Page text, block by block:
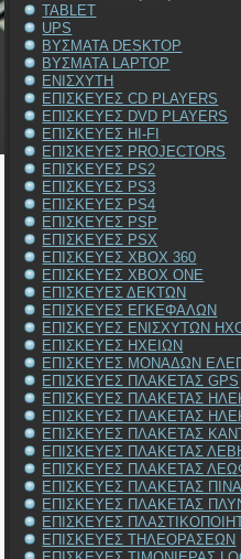
TABLET
UPS
ΒΥΣΜΑΤΑ DESKTOP
ΒΥΣΜΑΤΑ LAPTOP
ΕΝΙΣΧΥΤΗ
ΕΠΙΣΚΕΥΕΣ CD PLAYERS
ΕΠΙΣΚΕΥΕΣ DVD PLAYERS
ΕΠΙΣΚΕΥΕΣ HI-FI
ΕΠΙΣΚΕΥΕΣ PROJECTORS
ΕΠΙΣΚΕΥΕΣ PS2
ΕΠΙΣΚΕΥΕΣ PS3
ΕΠΙΣΚΕΥΕΣ PS4
ΕΠΙΣΚΕΥΕΣ PSP
ΕΠΙΣΚΕΥΕΣ PSX
ΕΠΙΣΚΕΥΕΣ XBOX 360
ΕΠΙΣΚΕΥΕΣ XBOX ONE
ΕΠΙΣΚΕΥΕΣ ΔΕΚΤΩΝ
ΕΠΙΣΚΕΥΕΣ ΕΓΚΕΦΑΛΩΝ
ΕΠΙΣΚΕΥΕΣ ΕΝΙΣΧΥΤΩΝ
ΕΠΙΣΚΕΥΕΣ ΗΧΕΙΩΝ
ΕΠΙΣΚΕΥΕΣ ΜΟΝΑΔΩΝ
ΕΠΙΣΚΕΥΕΣ ΠΛΑΚΕΤΑΣ GPS
ΕΠΙΣΚΕΥΕΣ ΠΛΑΚΕΤΑΣ
ΕΠΙΣΚΕΥΕΣ ΠΛΑΚΕΤΑΣ
ΕΠΙΣΚΕΥΕΣ ΠΛΑΚΕΤΑΣ
ΕΠΙΣΚΕΥΕΣ ΠΛΑΚΕΤΑΣ
ΕΠΙΣΚΕΥΕΣ ΠΛΑΚΕΤΑΣ
ΕΠΙΣΚΕΥΕΣ ΠΛΑΚΕΤΑΣ
ΕΠΙΣΚΕΥΕΣ ΠΛΑΚΕΤΑΣ
ΕΠΙΣΚΕΥΕΣ
ΕΠΙΣΚΕΥΕΣ ΤΗΛΕΟΡΑΣΕΩΝ